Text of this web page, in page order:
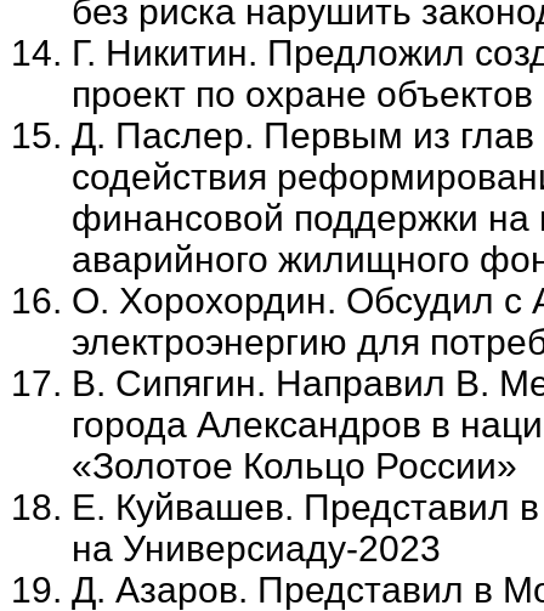
без риска нарушить
Г. Никитин. Предложил
проект по охране
Д. Паслер. Первым из
содействия
финансовой поддержки на
аварийного жилищного
О. Хорохордин. Обсудил с
электроэнергию для
В. Сипягин. Направил В.
города Александров в
«Золотое Кольцо России»
Е. Куйвашев. Представил
на Универсиаду-2023
Д. Азаров. Представил в